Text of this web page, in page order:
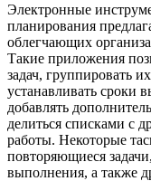
Электронные
планирования
облегчающих
Такие приложения
задач, группировать
устанавливать сроки
добавлять
делиться списками с
работы. Некоторые
повторяющиеся
выполнения, а также